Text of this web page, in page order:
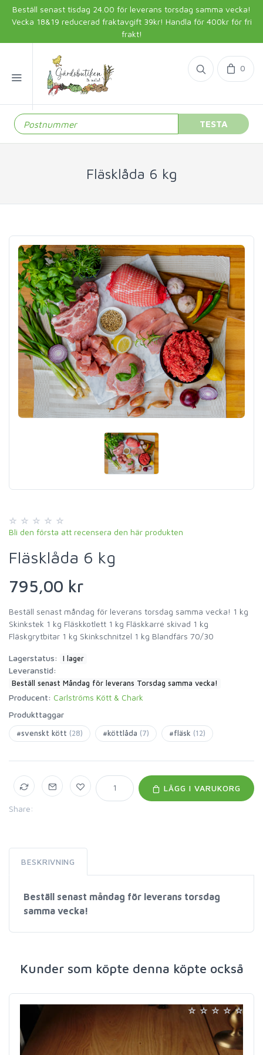
Beställ senast tisdag 24.00 för leverans torsdag samma vecka!
Vecka 18&19 reducerad fraktavgift 39kr! Handla för 400kr för fri
frakt!
0
TESTA
Fläsklåda 6 kg
Bli den första att recensera den här produkten
Fläsklåda 6 kg
795,00 kr
Beställ senast måndag för leverans torsdag samma vecka! 1 kg
Skinkstek 1 kg Fläskkotlett 1 kg Fläskkarré skivad 1 kg
Fläskgrytbitar 1 kg Skinkschnitzel 1 kg Blandfärs 70/30
Lagerstatus: I lager
Leveranstid:
Beställ senast Måndag för leverans Torsdag samma vecka!
Producent: Carlströms Kött & Chark
Produkttaggar
#svenskt kött (28) #köttlåda (7) #fläsk (12)
Share:
LÄGG I VARUKORG
BESKRIVNING
Beställ senast måndag för leverans torsdag
samma vecka!
Kunder som köpte denna köpte också